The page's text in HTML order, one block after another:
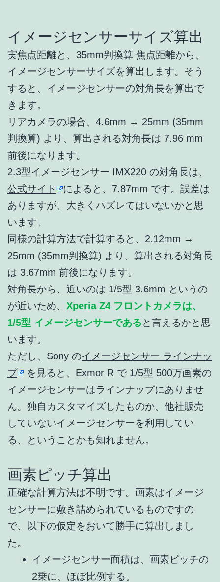
イメージセンサーサイズ算出
実焦点距離と、35mm判換算 焦点距離から、
イメージセンサーサイズを算出します。そう
すると、イメージセンサーの対角長を算出で
きます。
リアカメラの場合、4.6mm → 25mm (35mm
判換算) より、算出される対角長は 7.96 mm
前後になります。
2.3型イメージセンサー IMX220 の対角長は、
公式サイト
によると、7.87mm です。誤差は
ありますが、大きくハズレてはいないかと思
います。
同様の計算方法で計算すると、2.12mm →
25mm (35mm判換算) より、算出される対角長
は 3.67mm 前後になります。
対角長から、近いのは 1/5型 3.6mm というの
が近いため、 Xperia Z4 フロントカメラは、
1/5型 イメージセンサーである と言えるかと思
います。
ただし、Sony のイメージセンサー ラインナッ
プ
を見ると、Exmor R で 1/5型 500万画素の
イメージセンサーはラインナップにありませ
ん。独自カスタマイズしたものか、他社販売
していないイメージセンサーを利用してい
る、ということかも知れません。
画素ピッチ算出
正確な計算方法は不明です。画素はイメージ
センサーに敷き詰められているものですの
で、以下の仮定をおいて勝手に算出しまし
た。
イメージセンサー面積は、画素ピッチの
2乗に、ほぼ比例する。